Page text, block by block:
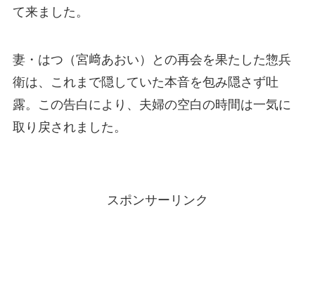
て来ました。
妻・はつ（宮﨑あおい）との再会を果たした惣兵
衛は、これまで隠していた本音を包み隠さず吐
露。この告白により、夫婦の空白の時間は一気に
取り戻されました。
スポンサーリンク